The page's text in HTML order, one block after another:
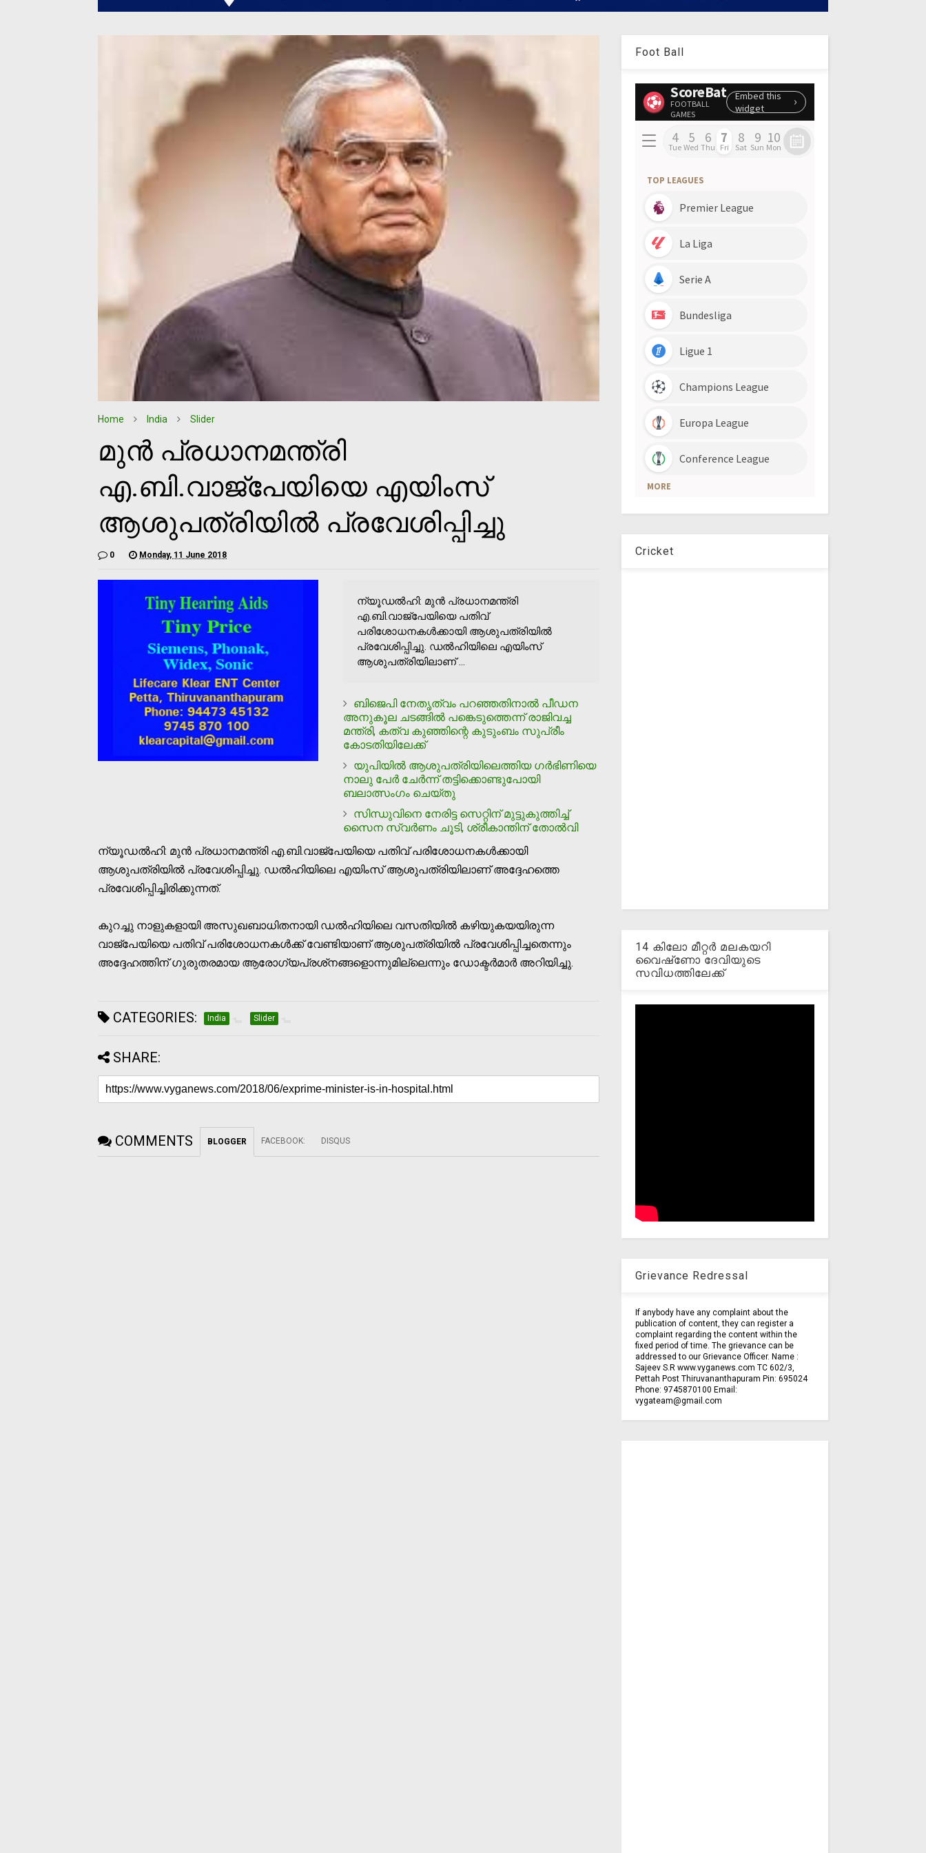
Home India Slider
മുന്‍ പ്രധാനമന്ത്രി
എ.ബി.വാജ്‌പേയിയെ എയിംസ്
ആശുപത്രിയില്‍ പ്രവേശിപ്പിച്ചു
0 Monday, 11 June 2018
ന്യൂഡല്‍ഹി: മുന്‍ പ്രധാനമന്ത്രി
എ.ബി.വാജ്‌പേയിയെ പതിവ്
പരിശോധനകള്‍ക്കായി ആശുപത്രിയില്‍
പ്രവേശിപ്പിച്ചു. ഡല്‍ഹിയിലെ എയിംസ്
ആശുപത്രിയിലാണ് ...
ബിജെപി നേതൃത്വം പറഞ്ഞതിനാല്‍ പീഡന
അനുകൂല ചടങ്ങില്‍ പങ്കെടുത്തെന്ന് രാജിവച്ച
മന്ത്രി, കത്വ കുഞ്ഞിന്റെ കുടുംബം സുപ്രീം
കോടതിയിലേക്ക്
യുപിയില്‍ ആശുപത്രിയിലെത്തിയ ഗര്‍ഭിണിയെ
നാലു പേര്‍ ചേര്‍ന്ന് തട്ടിക്കൊണ്ടുപോയി
ബലാത്സംഗം ചെയ്തു
സിന്ധുവിനെ നേരിട്ട സെറ്റിന് മുട്ടുകുത്തിച്ച്
സൈന സ്വര്‍ണം ചൂടി, ശ്രീകാന്തിന് തോല്‍വി
ന്യൂഡല്‍ഹി: മുന്‍ പ്രധാനമന്ത്രി എ.ബി.വാജ്‌പേയിയെ പതിവ് പരിശോധനകള്‍ക്കായി
ആശുപത്രിയില്‍ പ്രവേശിപ്പിച്ചു. ഡല്‍ഹിയിലെ എയിംസ് ആശുപത്രിയിലാണ് അദ്ദേഹത്തെ
പ്രവേശിപ്പിച്ചിരിക്കുന്നത്.
കുറച്ചു നാളുകളായി അസുഖബാധിതനായി ഡല്‍ഹിയിലെ വസതിയില്‍ കഴിയുകയയിരുന്ന
വാജ്‌പേയിയെ പതിവ് പരിശോധനകള്‍ക്ക് വേണ്ടിയാണ് ആശുപത്രിയില്‍ പ്രവേശിപ്പിച്ചതെന്നും
അദ്ദേഹത്തിന് ഗുരുതരമായ ആരോഗ്യപ്രശ്‌നങ്ങളൊന്നുമില്ലെന്നും ഡോക്ടര്‍മാര്‍ അറിയിച്ചു.
CATEGORIES: India Slider
SHARE:
COMMENTS BLOGGER FACEBOOK: DISQUS
Foot Ball
Cricket
14 കിലോ മീറ്റര്‍ മലകയറി
വൈഷ്‌ണോ ദേവിയുടെ
സവിധത്തിലേക്ക്
Grievance Redressal
If anybody have any complaint about the
publication of content, they can register a
complaint regarding the content within the
fixed period of time. The grievance can be
addressed to our Grievance Officer. Name :
Sajeev S.R www.vyganews.com TC 602/3,
Pettah Post Thiruvananthapuram Pin: 695024
Phone: 9745870100 Email:
vygateam@gmail.com